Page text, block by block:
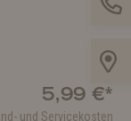
5,99 €*
und Servicekosten